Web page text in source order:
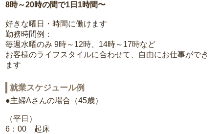
8時～20時の間で1日1時間〜
好きな曜日・時間に働けます
勤務時間例：
毎週水曜のみ 9時～12時、14時～17時など
お客様のライフスタイルに合わせて、自由にお仕事ができ
ます
就業スケジュール例
●主婦Aさんの場合（45歳）
（平日）
6：00 起床